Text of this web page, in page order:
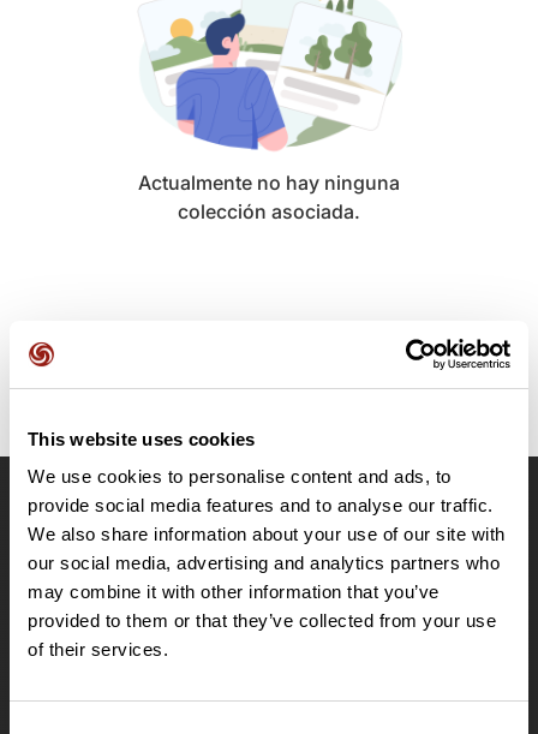
This website uses cookies
We use cookies to personalise content and ads, to
provide social media features and to analyse our traffic.
We also share information about your use of our site with
our social media, advertising and analytics partners who
may combine it with other information that you’ve
provided to them or that they’ve collected from your use
of their services.
Actualmente no hay ninguna
colección asociada.
OpenRunner
Equipo
Empleo
A proposito
Contacto